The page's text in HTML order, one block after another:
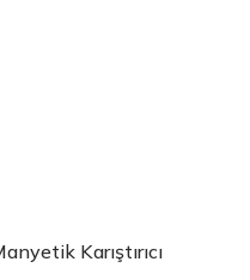
Karıştırıcı